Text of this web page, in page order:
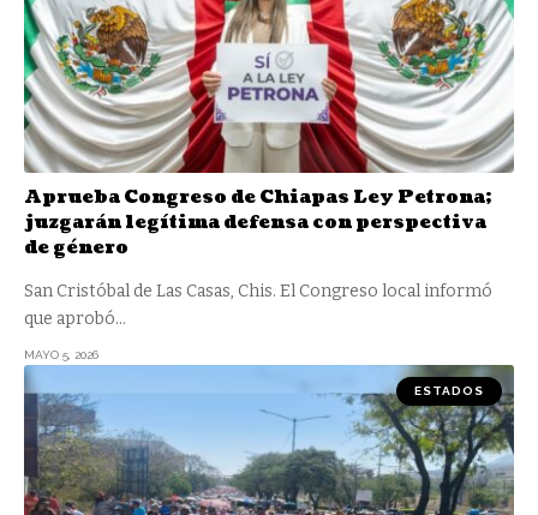
Aprueba Congreso de Chiapas Ley Petrona;
juzgarán legítima defensa con perspectiva
de género
San Cristóbal de Las Casas, Chis. El Congreso local informó
que aprobó…
MAYO 5, 2026
ESTADOS